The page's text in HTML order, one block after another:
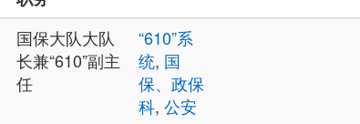
国保大队大队
长兼“610”副主
任
“610”系
统, 国
保、政保
科, 公安